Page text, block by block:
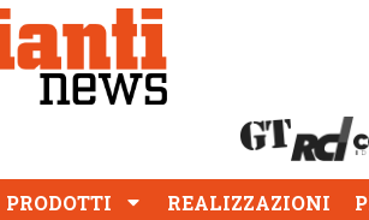
REALIZZAZIONI
PRODOTTI REALIZZAZIONI